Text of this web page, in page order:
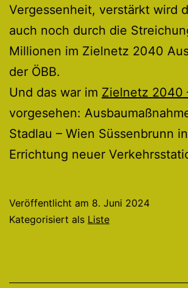
Vergessenheit, verstärkt wird
auch noch durch die
Millionen im Zielnetz 2040
der ÖBB.
Und das war im Zielnetz 2040
vorgesehen:
Stadlau – Wien Süssenbrunn
Errichtung neuer
Veröffentlicht am 8. Juni 2024
Kategorisiert als Liste